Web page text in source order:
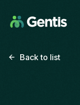
Back to list